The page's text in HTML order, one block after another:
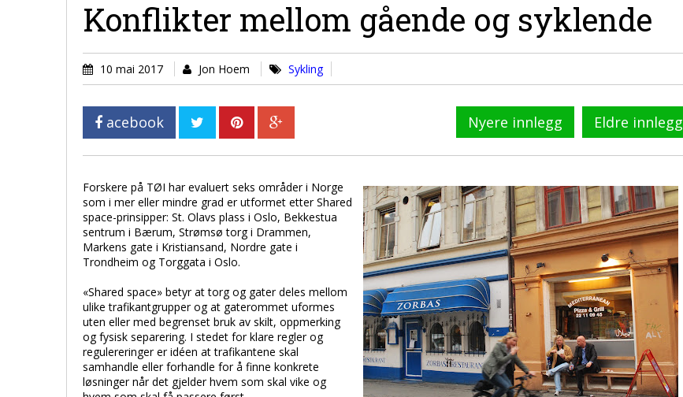
Konflikter mellom gående og syklende
10 mai 2017 Jon Hoem Sykling
acebook Nyere innlegg Eldre innlegg
Forskere på TØI har evaluert seks områder i Norge
som i mer eller mindre grad er utformet etter Shared
space-prinsipper: St. Olavs plass i Oslo, Bekkestua
sentrum i Bærum, Strømsø torg i Drammen,
Markens gate i Kristiansand, Nordre gate i
Trondheim og Torggata i Oslo.
«Shared space» betyr at torg og gater deles mellom
ulike trafikantgrupper og at gaterommet uformes
uten eller med begrenset bruk av skilt, oppmerking
og fysisk separering. I stedet for klare regler og
regulereringer er idéen at trafikantene skal
samhandle eller forhandle for å finne konkrete
løsninger når det gjelder hvem som skal vike og